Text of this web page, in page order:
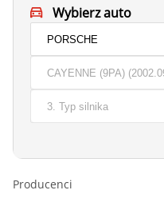
Wybierz auto
Producenci